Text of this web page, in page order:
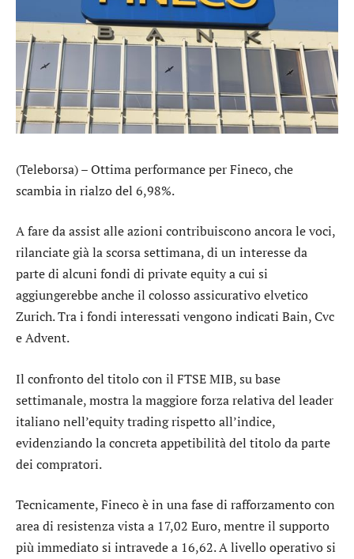
(Teleborsa) – Ottima performance perFineco, che
scambia in rialzo del 6,98%.
A fare da assist alle azioni contribuiscono ancora le voci,
rilanciate già la scorsa settimana, di un interesse da
parte di alcuni fondi di private equity a cui si
aggiungerebbe anche il colosso assicurativo elvetico
Zurich. Tra i fondi interessati vengono indicati Bain, Cvc
e Advent.
Il confronto del titolo con il FTSE MIB, su base
settimanale, mostra la maggiore forza relativa del leader
italiano nell’equity tradingrispetto all’indice,
evidenziando la concreta appetibilità del titolo da parte
dei compratori.
Tecnicamente,Finecoè in una fase di rafforzamento con
area di resistenza vista a 17,02 Euro, mentre il supporto
più immediato si intravede a 16,62. A livello operativo si